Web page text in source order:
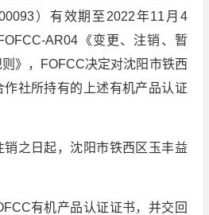
）有效期至2022年11月4
AR04《变更、注销、暂
》，FOFCC决定对沈阳市铁西
作社所持有的上述有机产品认证
销之日起，沈阳市铁西区玉丰益
有机产品认证证书，并交回